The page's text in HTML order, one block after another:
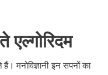
मनोविज्ञानी इन सपनों का